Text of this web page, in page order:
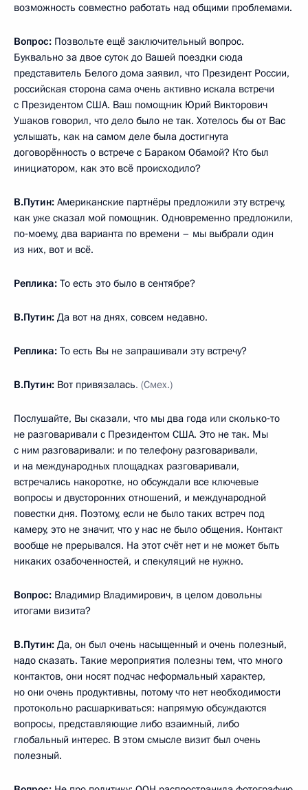
возможность совместно работать над общими проблемами.
Вопрос: Позвольте ещё заключительный вопрос.
Буквально за двое суток до Вашей поездки сюда
представитель Белого дома заявил, что Президент России,
российская сторона сама очень активно искала встречи
с Президентом США. Ваш помощник Юрий Викторович
Ушаков говорил, что дело было не так. Хотелось бы от Вас
услышать, как на самом деле была достигнута
договорённость о встрече с Бараком Обамой? Кто был
инициатором, как это всё происходило?
В.Путин: Американские партнёры предложили эту встречу,
как уже сказал мой помощник. Одновременно предложили,
по‑моему, два варианта по времени – мы выбрали один
из них, вот и всё.
Реплика: То есть это было в сентябре?
В.Путин: Да вот на днях, совсем недавно.
Реплика: То есть Вы не запрашивали эту встречу?
В.Путин: Вот привязалась. (Смех.)
Послушайте, Вы сказали, что мы два года или сколько‑то
не разговаривали с Президентом США. Это не так. Мы
с ним разговаривали: и по телефону разговаривали,
и на международных площадках разговаривали,
встречались накоротке, но обсуждали все ключевые
вопросы и двусторонних отношений, и международной
повестки дня. Поэтому, если не было таких встреч под
камеру, это не значит, что у нас не было общения. Контакт
вообще не прерывался. На этот счёт нет и не может быть
никаких озабоченностей, и спекуляций не нужно.
Вопрос: Владимир Владимирович, в целом довольны
итогами визита?
В.Путин: Да, он был очень насыщенный и очень полезный,
надо сказать. Такие мероприятия полезны тем, что много
контактов, они носят подчас неформальный характер,
но они очень продуктивны, потому что нет необходимости
протокольно расшаркиваться: напрямую обсуждаются
вопросы, представляющие либо взаимный, либо
глобальный интерес. В этом смысле визит был очень
полезный.